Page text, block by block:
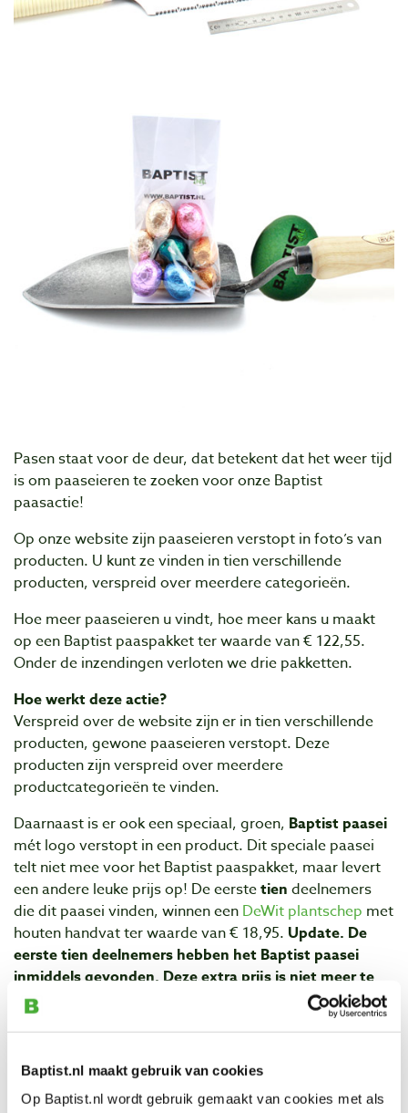
Baptist.nl maakt gebruik van cookies
Op Baptist.nl wordt gebruik gemaakt van cookies met als
Pasen staat voor de deur, dat betekent dat het weer tijd
is om paaseieren te zoeken voor onze Baptist
paasactie!
Op onze website zijn paaseieren verstopt in foto’s van
producten. U kunt ze vinden in tien verschillende
producten, verspreid over meerdere categorieën.
Hoe meer paaseieren u vindt, hoe meer kans u maakt
op een Baptist paaspakket ter waarde van € 122,55.
Onder de inzendingen verloten we drie pakketten.
Hoe werkt deze actie?
Verspreid over de website zijn er in tien verschillende
producten, gewone paaseieren verstopt. Deze
producten zijn verspreid over meerdere
productcategorieën te vinden.
Daarnaast is er ook een speciaal, groen, Baptist paasei
mét logo verstopt in een product. Dit speciale paasei
telt niet mee voor het Baptist paaspakket, maar levert
een andere leuke prijs op! De eerstetien deelnemers
die dit paasei vinden, winnen een DeWit plantschep met
houten handvat ter waarde van € 18,95. Update. De
eerste tien deelnemers hebben het Baptist paasei
inmiddels gevonden. Deze extra prijs is niet meer te
winnen!
Let op!
huishouden.
- Baptist medewerkers (inclusief vrienden en familie)